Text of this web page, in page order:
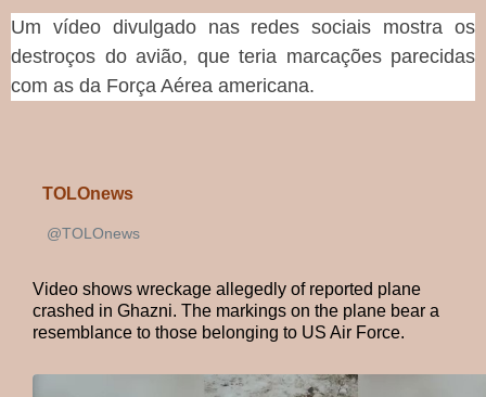
Um vídeo divulgado nas redes sociais mostra os
destroços do avião, que teria marcações parecidas
com as da Força Aérea americana.
TOLOnews
✔
@TOLOnews
Video shows wreckage allegedly of reported plane
crashed in Ghazni. The markings on the plane bear a
resemblance to those belonging to US Air Force.